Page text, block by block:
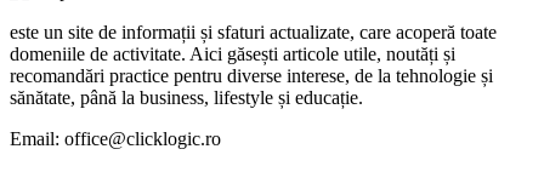
este un site de informații și sfaturi actualizate, care acoperă toate
domeniile de activitate. Aici găsești articole utile, noutăți și
recomandări practice pentru diverse interese, de la tehnologie și
sănătate, până la business, lifestyle și educație.
Email: office@clicklogic.ro